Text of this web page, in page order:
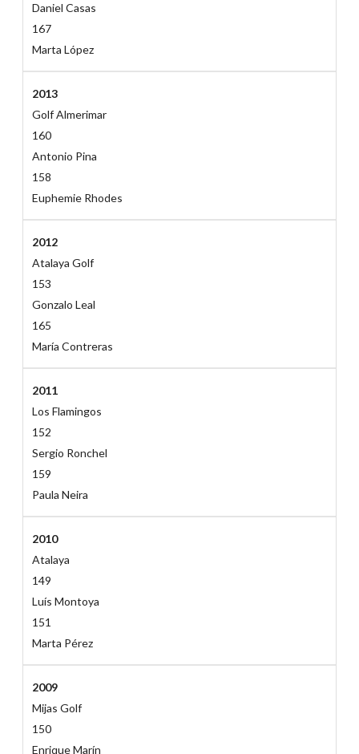
Daniel Casas
167
Marta López
2013
Golf Almerimar
160
Antonio Pina
158
Euphemie Rhodes
2012
Atalaya Golf
153
Gonzalo Leal
165
María Contreras
2011
Los Flamingos
152
Sergio Ronchel
159
Paula Neira
2010
Atalaya
149
Luís Montoya
151
Marta Pérez
2009
Mijas Golf
150
Enrique Marín